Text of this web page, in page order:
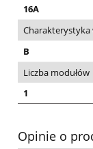
16A
Charakterystyka
B
Liczba modułów
1
Opinie o